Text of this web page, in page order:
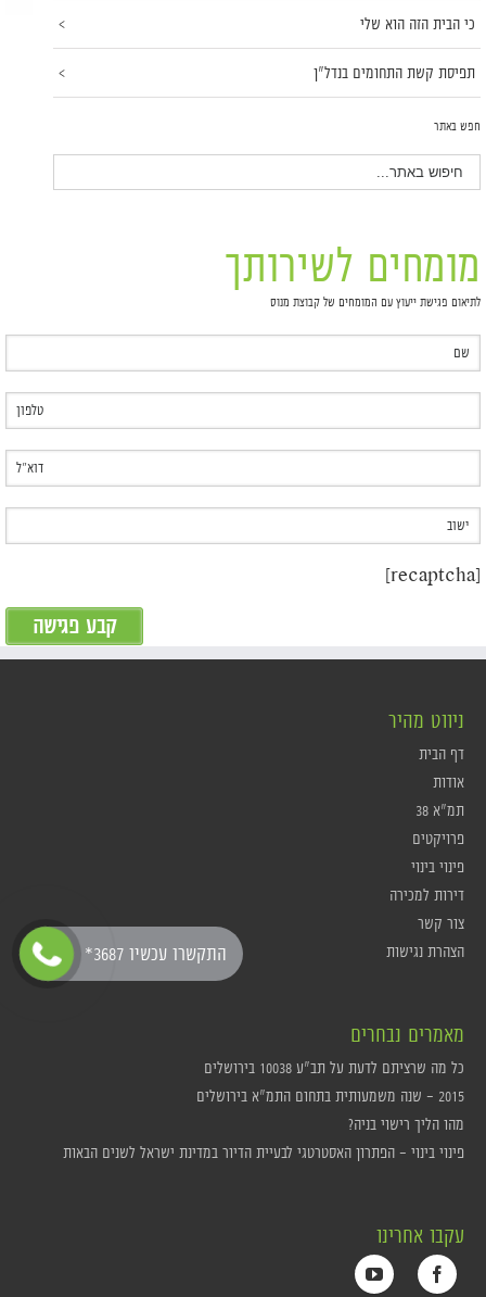
כי הבית הזה הוא שלי
תפיסת קשת התחומים בנדל"ן
חפש באתר
מומחים לשירותך
לתיאום פגישת ייעוץ עם המומחים של קבוצת מנוס
[recaptcha]
ניווט מהיר
דף הבית
אודות
תמ"א 38
פרויקטים
פינוי בינוי
דירות למכירה
צור קשר
הצהרת נגישות
מאמרים נבחרים
כל מה שרציתם לדעת על תב"ע 10038 בירושלים
2015 – שנה משמעותית בתחום התמ"א בירושלים
מהו הליך רישוי בניה?
פינוי בינוי – הפתרון האסטרטגי לבעיית הדיור במדינת ישראל לשנים הבאות
עקבו אחרינו
*התקשרו עכשיו 3687